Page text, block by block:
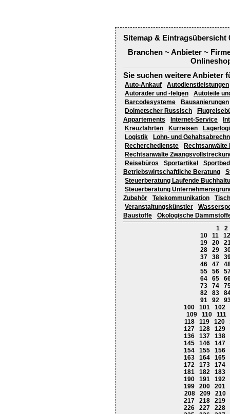
Sitemap & Eintragsübersicht
Branchen ~ Anbieter ~
Sie suchen weitere Anbieter
Auto-Ankauf
Autodienstleistungen
Autoräder und -felgen
Autoteile
Barcodesysteme
Bausanierungen
Dolmetscher Russisch
Appartements
Internet-Service
Kreuzfahrten
Kurreisen
Logistik
Lohn- und
Recherchedienste
Rechtsanwälte
Reisebüros
Sportartikel
Betriebswirtschaftliche Beratung
Steuerberatung Laufende
Steuerberatung
Zubehör
Telekommunikation
Veranstaltungskünstler
Baustoffe
Ökologische
1
2
10
11
12
19
20
28
29
37
38
46
47
55
56
64
65
73
74
82
83
91
92
100
101
102
109
110
111
118
119 120
127
128
129
136
137
138
145
146
147
154
155
156
163
164
165
172
173
174
181
182
183
190
191
192
199
200
201
208
209
210
217
218
219
226
227
228